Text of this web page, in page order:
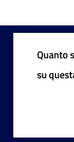
Quanto
su